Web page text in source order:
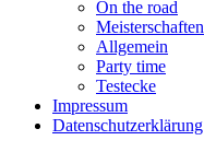
On the road
Meisterschaften
Allgemein
Party time
Testecke
Impressum
Datenschutzerklärung